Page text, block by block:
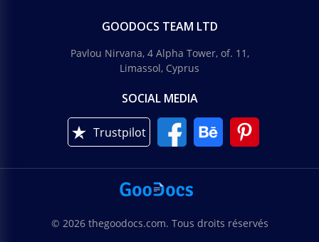
Bulletins d'informations
GOODOCS TEAM LTD
Pavlou Nirvana, 4 Alpha Tower, of. 11,
Limassol, Cyprus
SOCIAL MEDIA
Trustpilot
© 2026 thegoodocs.com. Tous droits réservés